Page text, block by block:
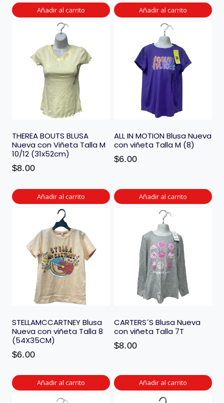
Añadir al carrito Añadir al carrito
THEREA BOUTS BLUSA
Nueva con Viñeta Talla M
10/12 (31x52cm)
$8.00
Añadir al carrito
ALL IN MOTION Blusa Nueva
con viñeta Talla M (8)
$6.00
Añadir al carrito
STELLAMCCARTNEY Blusa
Nueva con viñeta Talla 8
(54X35CM)
$6.00
Añadir al carrito
CARTERS´S Blusa Nueva
con viñeta Talla 7T
$8.00
Añadir al carrito